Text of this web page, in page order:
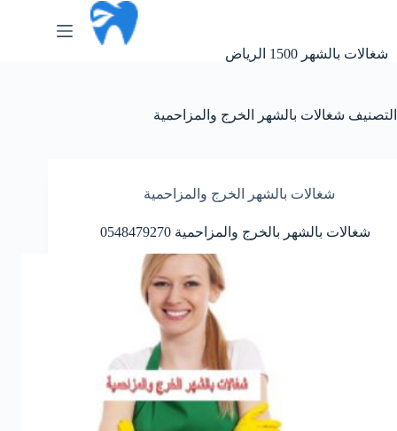
شغالات بالشهر 1500 الرياض
التصنيف شغالات بالشهر الخرج والمزاحمية
شغالات بالشهر الخرج والمزاحمية
شغالات بالشهر بالخرج والمزاحمية 0548479270